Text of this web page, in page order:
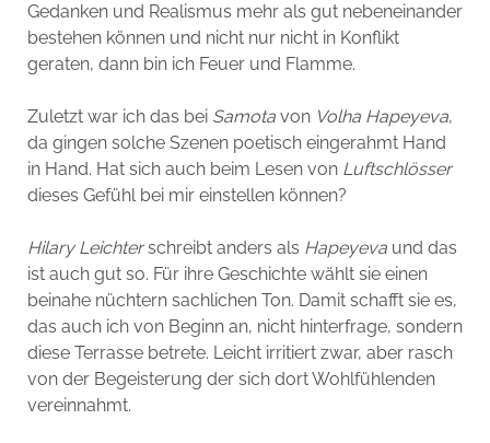
Gedanken und Realismus mehr als gut nebeneinander
bestehen können und nicht nur nicht in Konflikt
geraten, dann bin ich Feuer und Flamme.
Zuletzt war ich das bei Samotavon Volha Hapeyeva,
da gingen solche Szenen poetisch eingerahmt Hand
in Hand. Hat sich auch beim Lesen von Luftschlösser
dieses Gefühl bei mir einstellen können?
Hilary Leichterschreibt anders als Hapeyevaund das
ist auch gut so. Für ihre Geschichte wählt sie einen
beinahe nüchtern sachlichen Ton. Damit schafft sie es,
das auch ich von Beginn an, nicht hinterfrage, sondern
diese Terrasse betrete. Leicht irritiert zwar, aber rasch
von der Begeisterung der sich dort Wohlfühlenden
vereinnahmt.